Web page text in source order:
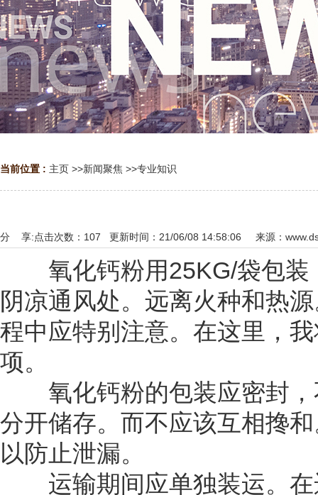
当前位置 : 主页 >>新闻聚焦 >>专业知识
点击次数： 107 更新时间：21/06/08 14:58:06 来源：
分 享:
氧化钙粉用25KG/袋包装
阴凉通风处。远离火种和热
程中应特别注意。在这里，
项。
氧化钙粉的包装应密封，
分开储存。而不应该互相搀
以防止泄漏。
运输期间应单独装运。在